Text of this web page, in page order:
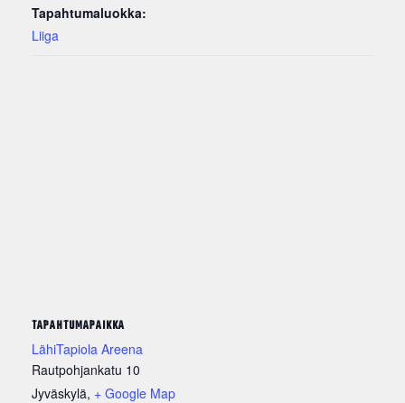
Tapahtumaluokka:
Liiga
TAPAHTUMAPAIKKA
LähiTapiola Areena
Rautpohjankatu 10
Jyväskylä, + Google Map